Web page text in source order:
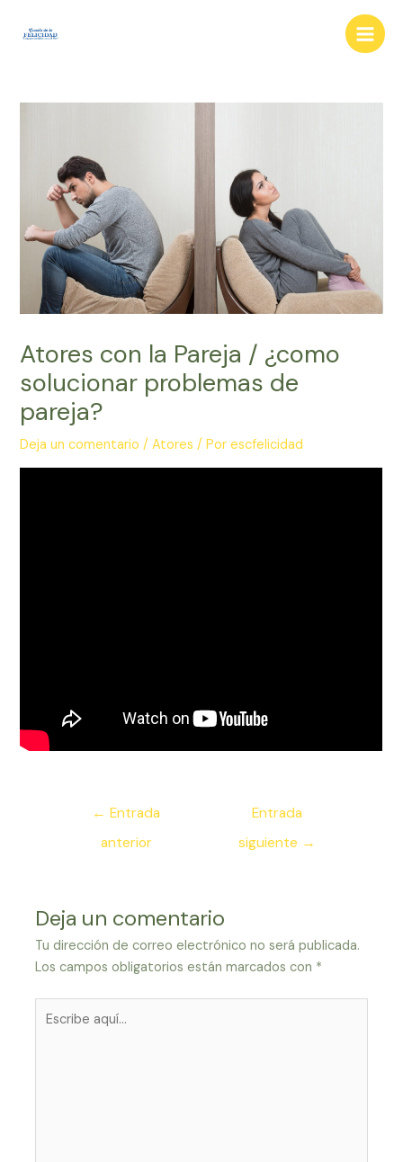
Main
Atores con la Pareja / ¿como
solucionar problemas de
pareja?
Deja un comentario /Atores / Porescfelicidad
Navegación
entradas
← Entrada
anterior
Entrada
siguiente →
Deja un comentario
Tu dirección de correo electrónico no será publicada.
Los campos obligatorios están marcados con *